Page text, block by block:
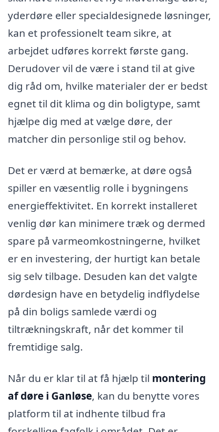
yderdøre eller specialdesignede løsninger,
kan et professionelt team sikre, at
arbejdet udføres korrekt første gang.
Derudover vil de være i stand til at give
dig råd om, hvilke materialer der er bedst
egnet til dit klima og din boligtype, samt
hjælpe dig med at vælge døre, der
matcher din personlige stil og behov.
Det er værd at bemærke, at døre også
spiller en væsentlig rolle i bygningens
energieffektivitet. En korrekt installeret
venlig dør kan minimere træk og dermed
spare på varmeomkostningerne, hvilket
er en investering, der hurtigt kan betale
sig selv tilbage. Desuden kan det valgte
dørdesign have en betydelig indflydelse
på din boligs samlede værdi og
tiltrækningskraft, når det kommer til
fremtidige salg.
Når du er klar til at få hjælp til montering
af døre i Ganløse, kan du benytte vores
platform til at indhente tilbud fra